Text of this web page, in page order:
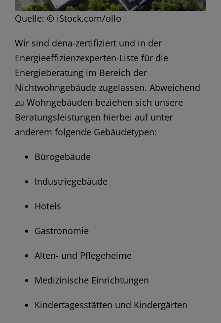
Quelle: © iStock.com/ollo
Wir sind dena-zertifiziert und in der
Energieeffizienzexperten-Liste für die
Energieberatung im Bereich der
Nichtwohngebäude zugelassen. Abweichend
zu Wohngebäuden beziehen sich unsere
Beratungsleistungen hierbei auf unter
anderem folgende Gebäudetypen:
Bürogebäude
Industriegebäude
Hotels
Gastronomie
Alten- und Pflegeheime
Medizinische Einrichtungen
Kindertagesstätten und Kindergärten